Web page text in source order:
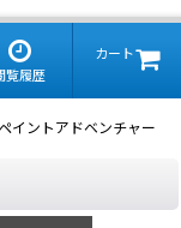
覧履歴
カート
イントアドベンチャー